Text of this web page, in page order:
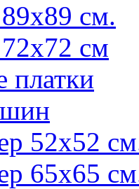
см.
см
платки
52х52
65х65